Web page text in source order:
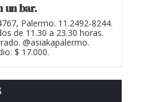
un bar.
Palermo. 11.2492-8244.
de 11.30 a 23.30 horas.
@asiakapalermo.
$ 17.000.